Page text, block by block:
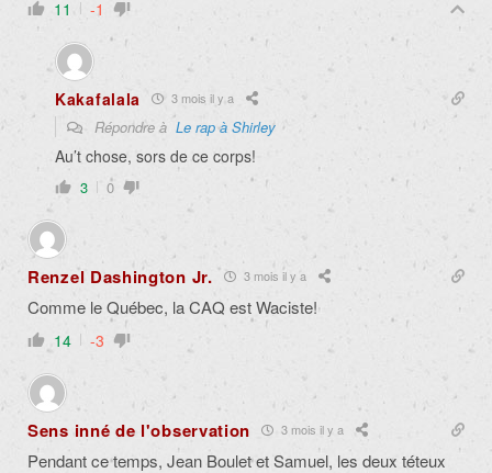
11 -1
Kakafalala 3 mois il y a
Répondre à Le rap à Shirley
Au’t chose, sors de ce corps!
3 0
Renzel Dashington Jr. 3 mois il y a
Comme le Québec, la CAQ est Waciste!
14 -3
Sens inné de l'observation 3 mois il y a
Pendant ce temps, Jean Boulet et Samuel, les deux téteux